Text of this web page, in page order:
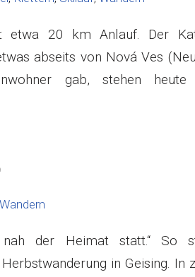
etwa 20 km Anlauf. Der
abseits von Nová Ves
gab, stehen
Wandern
nah der Heimat statt.“ So
in Geising. In